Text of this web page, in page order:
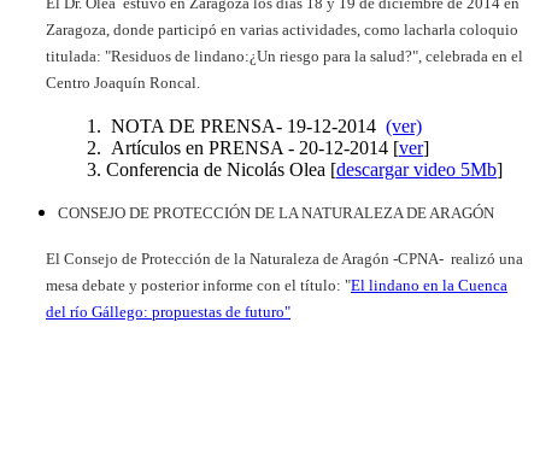
Zaragoza, donde participó en varias actividades, como lacharla coloquio
titulada: "Residuos de lindano:¿Un riesgo para la salud?", celebrada en el
Centro Joaquín Roncal.
NOTA DE PRENSA- 19-12-2014 (ver)
Artículos en PRENSA - 20-12-2014 [ver]
Conferencia de Nicolás Olea [descargar video 5Mb]
CONSEJO DE PROTECCIÓN DE LA NATURALEZA DE ARAGÓN
El Consejo de Protección de la Naturaleza de Aragón -CPNA- realizó una
mesa debate y posterior informe con el título: "El lindano en la Cuenca
del río Gállego: propuestas de futuro"